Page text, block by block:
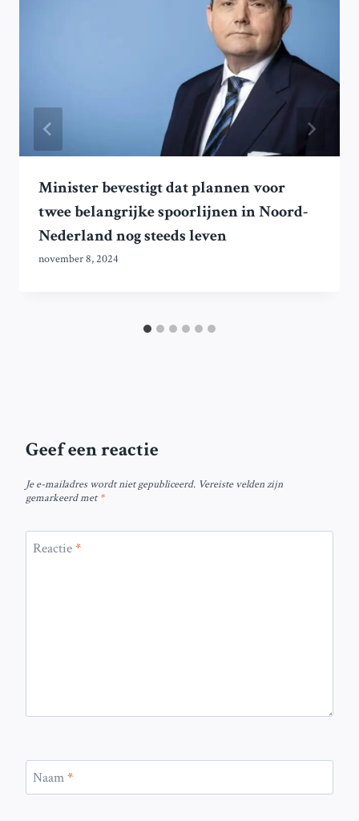
Minister bevestigt dat plannen voor
twee belangrijke spoorlijnen in Noord-
Nederland nog steeds leven
november 8, 2024
Geef een reactie
Je e-mailadres wordt niet gepubliceerd. Vereiste velden zijn
gemarkeerd met*
Reactie*
Naam*